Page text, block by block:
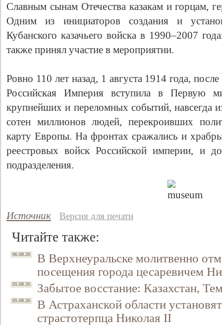
Славным сынам Отечества казакам и горцам,
Одним из инициаторов создания и
Кубанского казачьего войска в 1990–2007
также принял участие в мероприятии.
Ровно 110 лет назад, 1 августа 1914 года,
Российская Империя вступила в Первую
крупнейших и переломных событий, навсегда
сотен миллионов людей, перекроивших
карту Европы. На фронтах сражались и
реестровых войск Российской империи, и
подразделения.
Источник Версия для печати
Читайте также:
06.08.26
В Верхнеуральске молитвенно
посещения города цесаревичем
05.08.26 Забытое восстание: Казахстан,
05.08.26
В Астраханской области
страстотерпца Николая II